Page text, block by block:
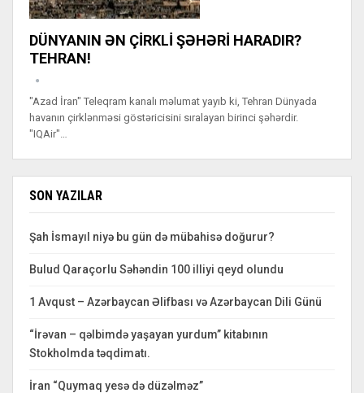
DÜNYANIN ƏN ÇİRKLİ ŞƏHƏRİ HARADIR?
TEHRAN!
"Azad İran" Teleqram kanalı məlumat yayıb ki, Tehran Dünyada
havanın çirklənməsi göstəricisini sıralayan birinci şəhərdir.
"IQAir"…
SON YAZILAR
Şah İsmayıl niyə bu gün də mübahisə doğurur?
Bulud Qaraçorlu Səhəndin 100 illiyi qeyd olundu
1 Avqust – Azərbaycan Əlifbası və Azərbaycan Dili Günü
“İrəvan – qəlbimdə yaşayan yurdum” kitabının
Stokholmda təqdimatı.
İran “Quymaq yesə də düzəlməz”